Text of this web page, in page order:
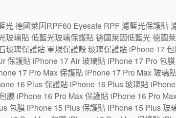
德國萊因RPF60 Eyesafe RPF 濾藍光保護貼
璃貼 低藍光玻璃保護貼 德國萊因低藍光 德國
璃保護貼 軍規保護殼 玻璃保護貼 iPhone 17
保護貼 iPhone 17 Air 玻璃貼 iPhone 17 Pro 包
17 Pro Max 保護貼 iPhone 17 Pro Max 玻璃
16 Plus 保護貼 iPhone 16 Plus 玻璃貼
膜 iPhone 16 Pro Max 保護貼 iPhone 16 Pro
包膜 iPhone 15 Plus 保護貼 iPhone 15 Plus 玻